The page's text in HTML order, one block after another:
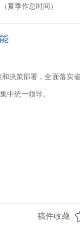
夏季作息时间）
决策部署，全面落实
中统一领导。
稿件收藏